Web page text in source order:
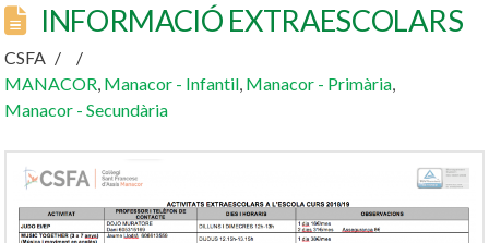
INFORMACIÓ EXTRAESCOLARS
CSFA
MANACOR, Manacor - Infantil, Manacor - Primària,
Manacor - Secundària